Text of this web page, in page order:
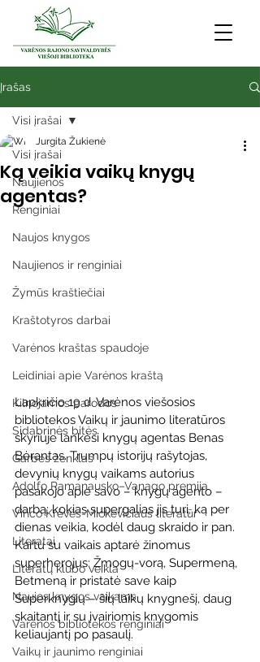
Įrašas
Visi įrašai
Naujienos
Renginiai
Naujos knygos
Naujienos ir renginiai
Žymūs kraštiečiai
Kraštotyros darbai
Varėnos kraštas spaudoje
Leidiniai apie Varėnos kraštą
Kilnojamos parodos
Sidabrinės bitės
Garbės ženklas
Adolfo Ramanausko–Vanago premija
Vinco Krėvės-Mickevičiaus literatūr
Literatai
Literatų klubo veikla
Naujos knygos vaikams
Varėnos bibliotekos renginiai
Vaikų ir jaunimo renginiai
Visi įrašai
Ką veikia vaikų knygų
agentas?
Jurgita Žukienė
Lapkričio 19 d. Varėnos viešosios
bibliotekos Vaikų ir jaunimo literatūros
skyriuje lankėsi knygų agentas Benas
Bėrantas. Trumpų istorijų rašytojas,
devynių knygų vaikams autorius
pasakojo apie savo – knygų agento –
darbą: kokias supergalias jis turi, ką per
dienas veikia, kodėl daug skraido ir pan.
Kartu su vaikais aptarė žinomus
superherojus: Žmogų-vorą, Supermeną,
Betmeną ir pristatė save kaip
Superknygių – šių laikų knygnešį, daug
skaitantį ir su įvairiomis knygomis
keliaujantį po pasaulį.